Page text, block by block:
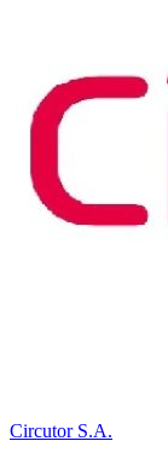
Circutor S.A.